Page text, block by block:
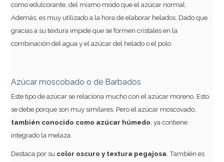
como edulcorante, del mismo modo que el azúcar normal.
Además, es muy utilizado a la hora de elaborar helados. Dado que
gracias a su textura impide que se formen cristales en la
combinación del agua y el azúcar del helado o el polo.
Azúcar moscobado o de Barbados
Este tipo de azúcar se relaciona mucho con el azúcar moreno. Esto
se debe porque son muy similares. Pero el azúcar moscovado,
también conocido como azúcar húmedo, ya contiene
integrado la melaza.
Destaca por su color oscuro y textura pegajosa . También es